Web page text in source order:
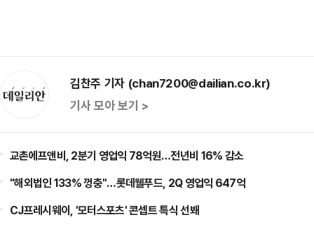
김찬주 기자 (chan7200@dailian.co.kr)
기사 모아 보기 >
교촌에프앤비, 2분기 영업익 78억원…전년비 16% 감소
"해외법인 133% 껑충"…롯데웰푸드, 2Q 영업익 647억
CJ프레시웨이, '모터스포츠' 콘셉트 특식 선봬